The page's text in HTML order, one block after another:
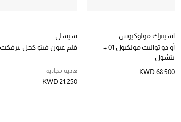
اسينترك مولوكيوس
أو دو تواليت مولكيول 01 +
بتشول
KWD 68.500
سيسلي
قلم عيون فيتو كحل بيرفكت
هدية مجانية
KWD 21.250